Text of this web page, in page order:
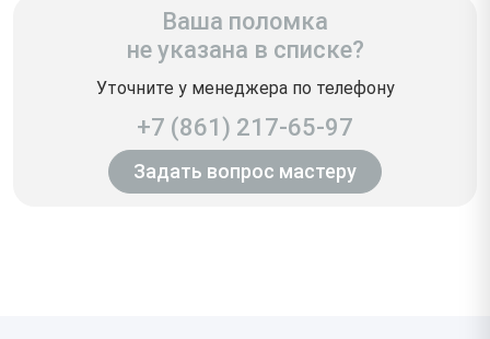
Ваша поломка
не указана в списке?
Уточните у менеджера по телефону
+7 (861) 217-65-97
Задать вопрос мастеру